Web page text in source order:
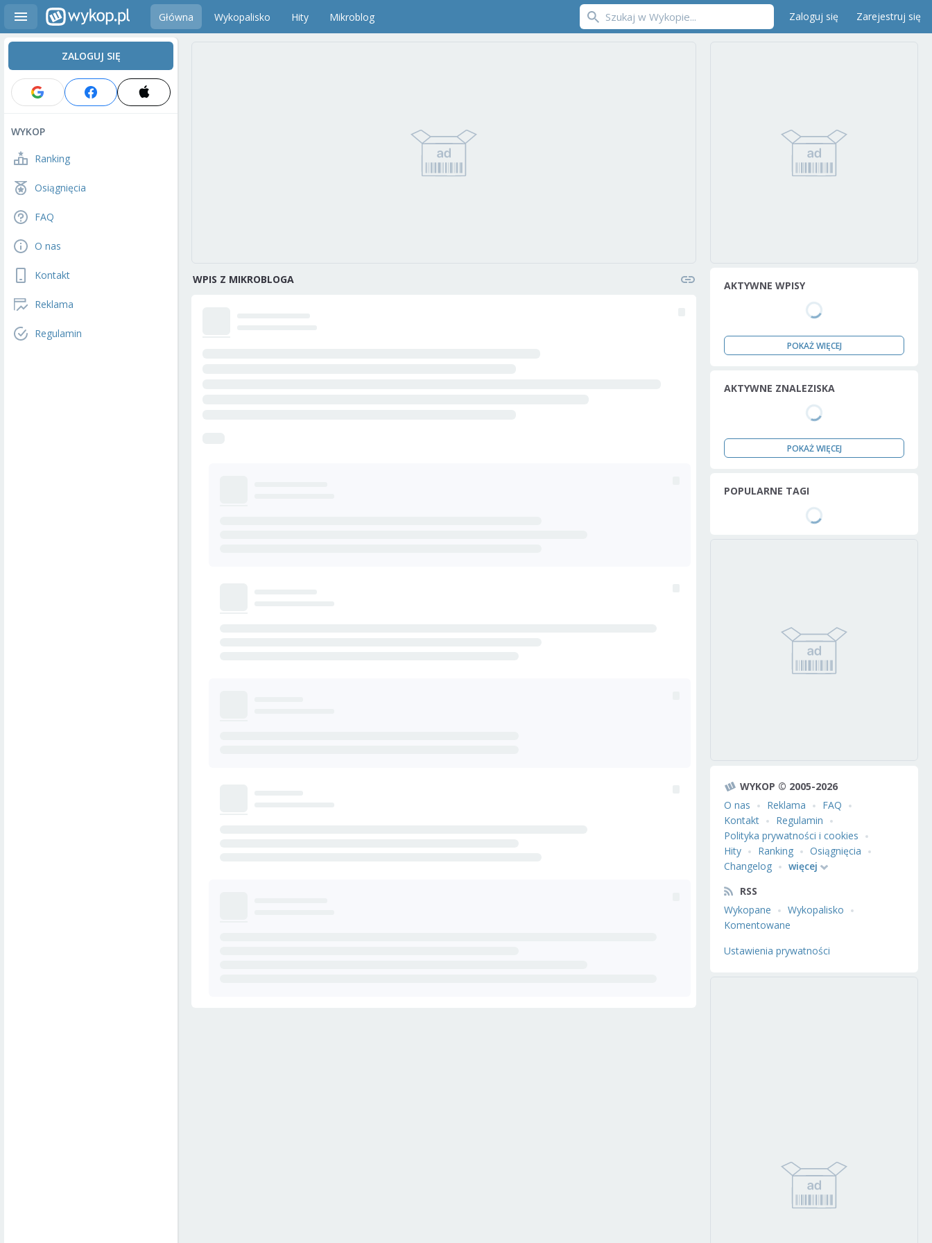
Główna Wykopalisko Hity Mikroblog Zaloguj się Zarejestruj się
ZALOGUJ SIĘ
WYKOP
Ranking
Osiągnięcia
FAQ
O nas
Kontakt
Reklama
Regulamin
WPIS Z MIKROBLOGA AKTYWNE WPISY
POKAŻ WIĘCEJ
AKTYWNE ZNALEZISKA
POKAŻ WIĘCEJ
POPULARNE TAGI
WYKOP © 2005-2026
O nas
Reklama
FAQ
Kontakt
Regulamin
Polityka prywatności i cookies
Hity
Ranking
Osiągnięcia
Changelog
więcej
RSS
Wykopane
Wykopalisko
Komentowane
Ustawienia prywatności